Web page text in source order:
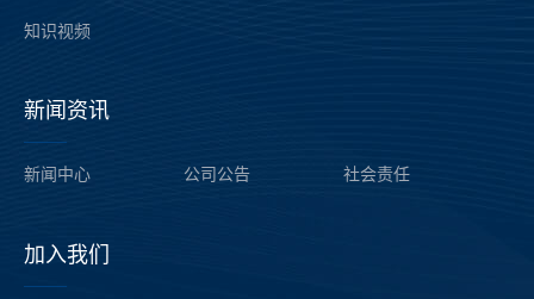
知识视频
新闻资讯
——
新闻中心 公司公告 社会责任
加入我们
——